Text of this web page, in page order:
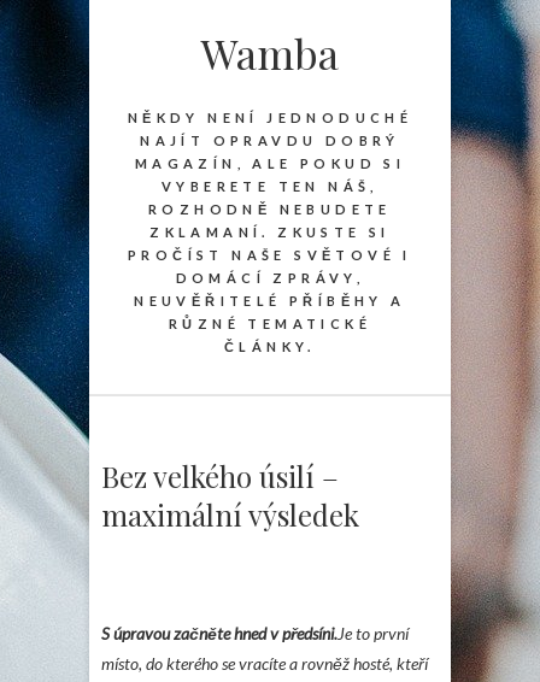
Wamba
NĚKDY NENÍ JEDNODUCHÉ
NAJÍT OPRAVDU DOBRÝ
MAGAZÍN, ALE POKUD SI
VYBERETE TEN NÁŠ,
ROZHODNĚ NEBUDETE
ZKLAMANÍ. ZKUSTE SI
PROČÍST NAŠE SVĚTOVÉ I
DOMÁCÍ ZPRÁVY,
NEUVĚŘITELÉ PŘÍBĚHY A
RŮZNÉ TEMATICKÉ
ČLÁNKY.
Bez velkého úsilí –
maximální výsledek
S úpravou začněte hned v předsíni.Je to první
místo, do kterého se vracíte a rovněž hosté, kteří